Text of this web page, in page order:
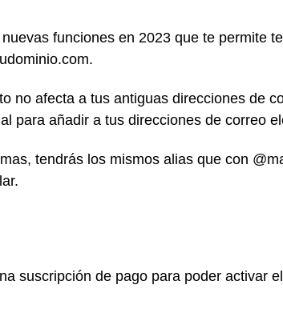
funciones en 2023 que te permite
no afecta a tus antiguas direcciones de
para añadir a tus direcciones de correo
tendrás los mismos alias que con
suscripción de pago para poder activar